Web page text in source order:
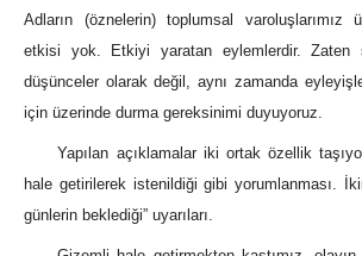
Adların (öznelerin) toplumsal varoluşlarımız
etkisi yok. Etkiyi yaratan eylemlerdir. Zaten
düşünceler olarak değil, aynı zamanda
için üzerinde durma gereksinimi duyuyoruz.
Yapılan açıklamalar iki ortak özellik
hale getirilerek istenildiği gibi yorumlanması.
günlerin beklediği” uyarıları.